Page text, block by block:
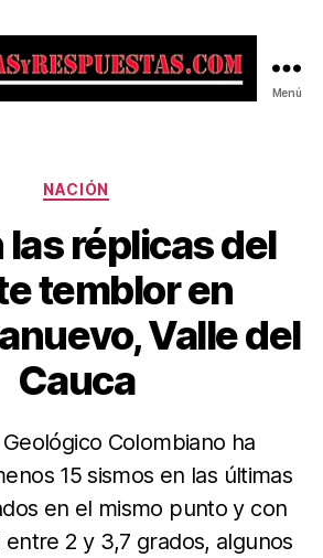
Menú
Categorías
NACIÓN
las réplicas del
temblor en
Valle del
Cauca
Geológico Colombiano ha
15 sismos en las últimas
en el mismo punto y con
entre 2 y 3,7 grados, algunos